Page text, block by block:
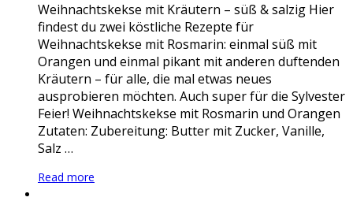
Weihnachtskekse mit Kräutern – süß & salzig Hier
findest du zwei köstliche Rezepte für
Weihnachtskekse mit Rosmarin: einmal süß mit
Orangen und einmal pikant mit anderen duftenden
Kräutern – für alle, die mal etwas neues
ausprobieren möchten. Auch super für die Sylvester
Feier! Weihnachtskekse mit Rosmarin und Orangen
Zutaten: Zubereitung: Butter mit Zucker, Vanille,
Salz …
Read more